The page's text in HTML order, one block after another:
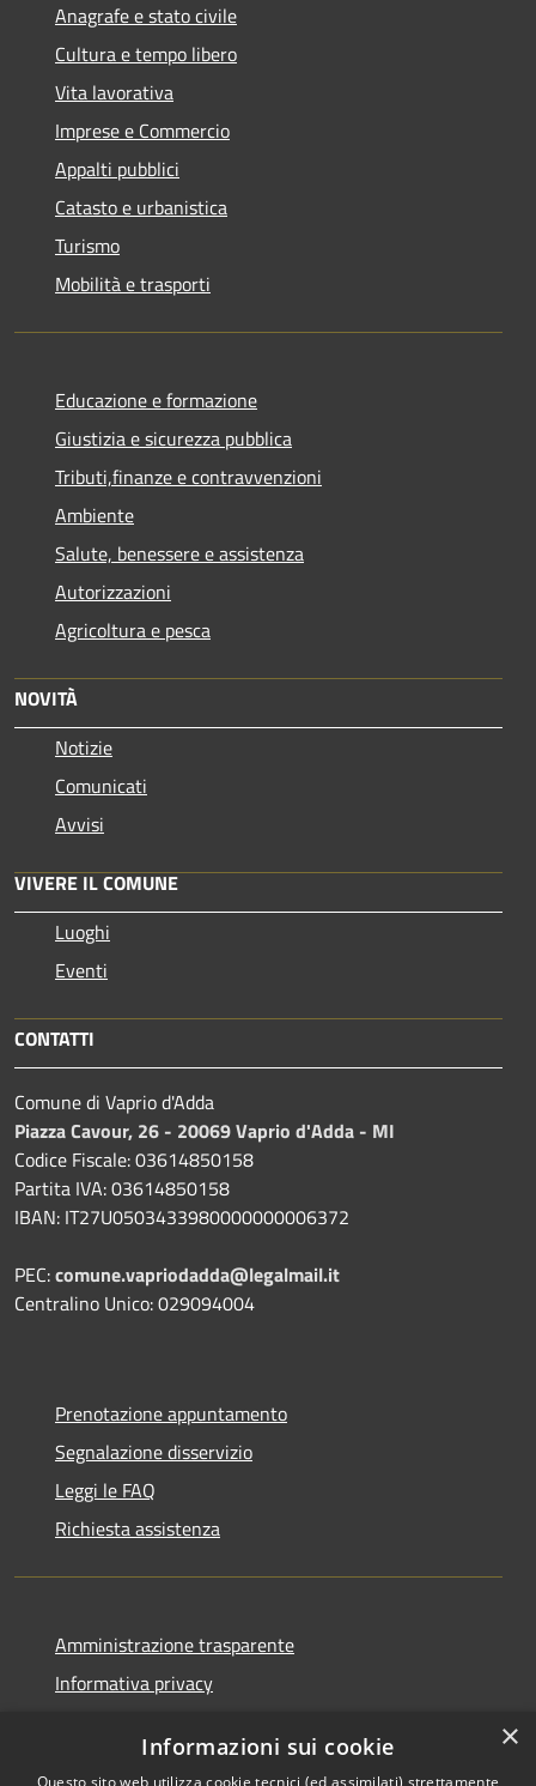
Anagrafe e stato civile
Cultura e tempo libero
Vita lavorativa
Imprese e Commercio
Appalti pubblici
Catasto e urbanistica
Turismo
Mobilità e trasporti
Educazione e formazione
Giustizia e sicurezza pubblica
Tributi,finanze e contravvenzioni
Ambiente
Salute, benessere e assistenza
Autorizzazioni
Agricoltura e pesca
NOVITÀ
Notizie
Comunicati
Avvisi
VIVERE IL COMUNE
Luoghi
Eventi
CONTATTI
Comune di Vaprio d'Adda
Piazza Cavour, 26 - 20069 Vaprio d'Adda - MI
Codice Fiscale: 03614850158
Partita IVA: 03614850158
IBAN: IT27U0503433980000000006372
PEC:comune.vapriodadda@legalmail.it
Centralino Unico: 029094004
Prenotazione appuntamento
Segnalazione disservizio
Leggi le FAQ
Richiesta assistenza
Amministrazione trasparente
Informativa privacy
Dichiarazione di accessibilità
×
Informazioni sui cookie
Questo sito web utilizza cookie tecnici (ed assimilati) strettamente